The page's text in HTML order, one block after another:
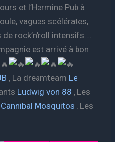
et l’Hermine Pub à
vagues scélérates,
rock’n’roll intensifs….
est arrivé à bon
, La dreamteam Le
Ludwig von 88 , Les
Cannibal Mosquitos , Les